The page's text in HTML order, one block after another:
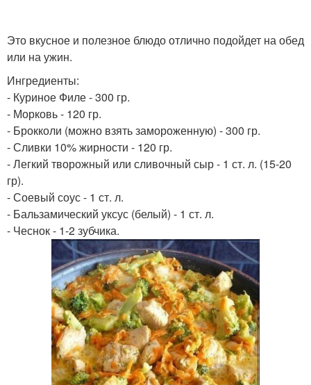
Это вкусное и полезное блюдо отлично подойдет на обед
или на ужин.
Ингредиенты:
- Куриное Филе - 300 гр.
- Морковь - 120 гр.
- Брокколи (можно взять замороженную) - 300 гр.
- Сливки 10% жирности - 120 гр.
- Легкий творожный или сливочный сыр - 1 ст. л. (15-20
гр).
- Соевый соус - 1 ст. л.
- Бальзамический уксус (белый) - 1 ст. л.
- Чеснок - 1-2 зубчика.